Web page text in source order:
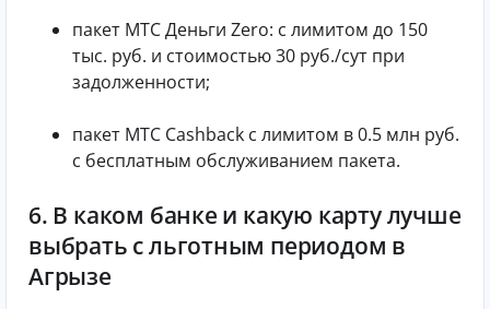
пакет МТС Деньги Zero: с лимитом до 150
тыс. руб. и стоимостью 30 руб./сут при
задолженности;
пакет МТС Cashback с лимитом в 0.5 млн руб.
с бесплатным обслуживанием пакета.
6. В каком банке и какую карту лучше
выбрать с льготным периодом в
Агрызе